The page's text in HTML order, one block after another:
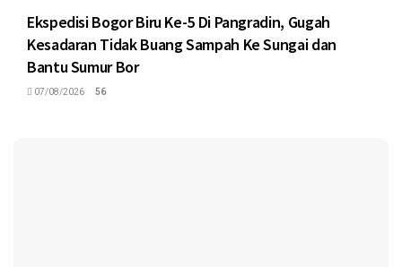
Ekspedisi Bogor Biru Ke-5 Di Pangradin, Gugah
Kesadaran Tidak Buang Sampah Ke Sungai dan
Bantu Sumur Bor
07/08/2026 56